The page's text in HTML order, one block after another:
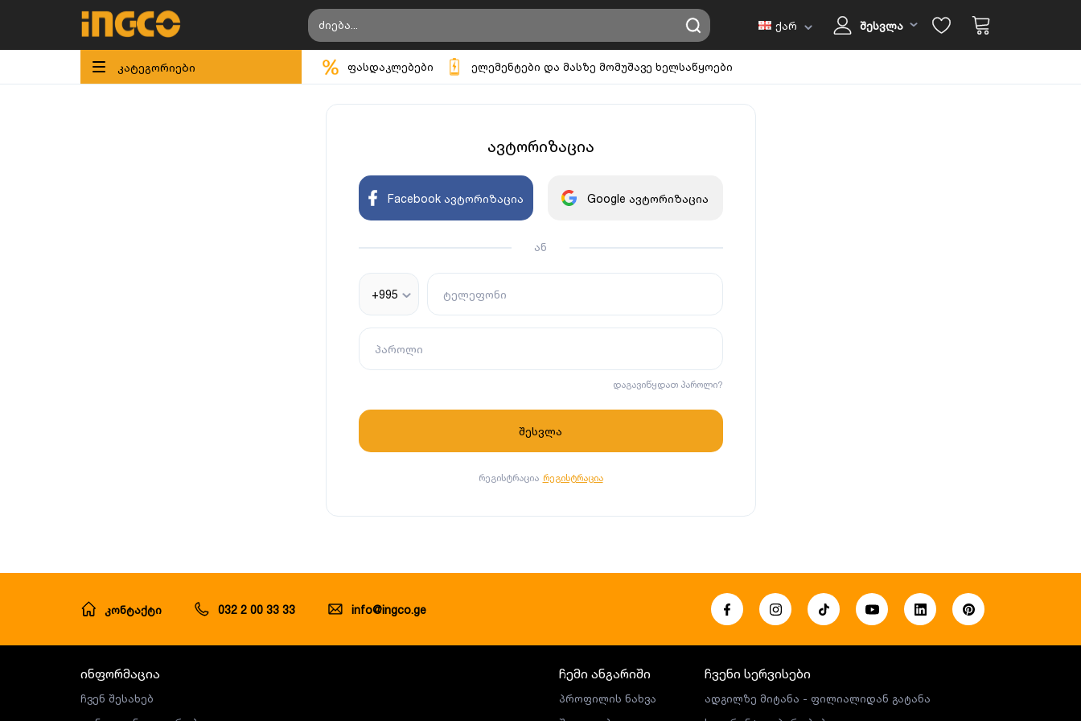
ქარ შესვლა
კატეგორიები ფასდაკლებები ელემენტები და მასზე მომუშავე ხელსაწყოები
ავტორიზაცია
Facebook ავტორიზაცია Google ავტორიზაცია
ან
+995 ტელეფონი
პაროლი
დაგავიწყდათ პაროლი?
რეგისტრაცია რეგისტრაცია
კონტაქტი 032 2 00 33 33 info@ingco.ge
ინფორმაცია
ჩვენ შესახებ
ჩემი ანგარიში
პროფილის ნახვა
ჩვენი სერვისები
ადგილზე მიტანა - ფილიალიდან გატანა